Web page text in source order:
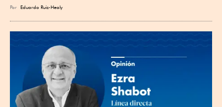
Por Eduardo Ruiz-Healy